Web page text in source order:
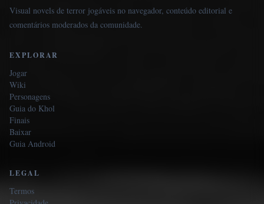
Visual novels de terror jogáveis no navegador, conteúdo editorial e
comentários moderados da comunidade.
EXPLORAR
Jogar
Wiki
Personagens
Guia do Khol
Finais
Baixar
Guia Android
LEGAL
Termos